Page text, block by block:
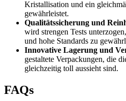
Kristallisation und ein
gewährleistet.
Qualitätssicherung und
wird strengen Tests
und hohe Standards zu
Innovative Lagerung und
gestaltete Verpackungen, die
gleichzeitig toll aussieht sind.
FAQs